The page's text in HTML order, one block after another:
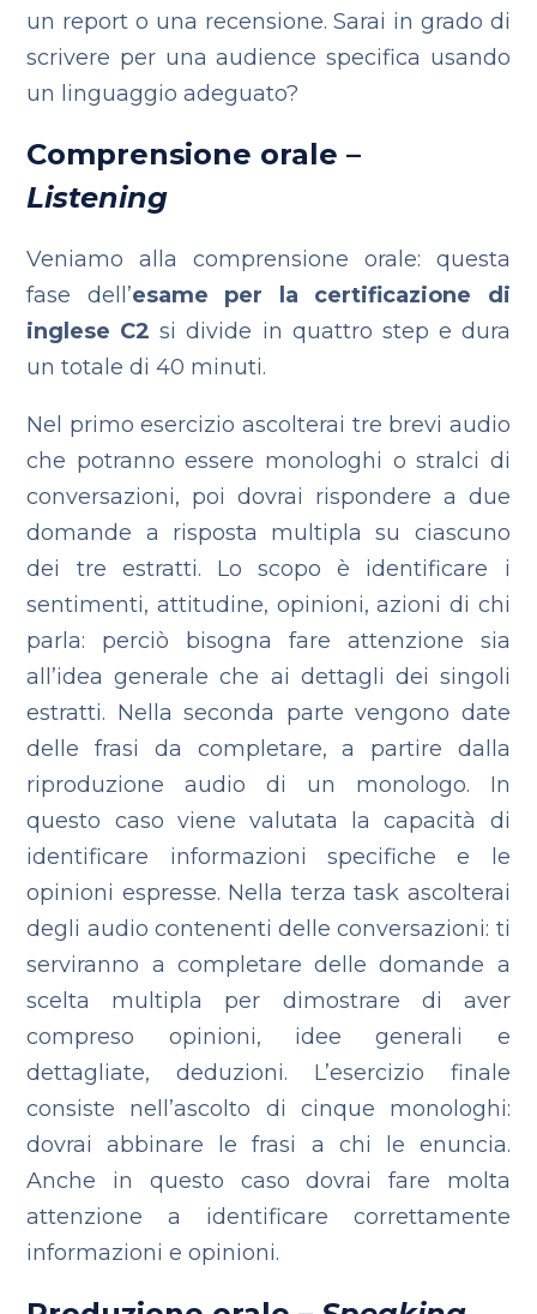
un report o una recensione. Sarai in grado di
scrivere per una audience specifica usando
un linguaggio adeguato?
Comprensione orale –
Listening
Veniamo alla comprensione orale: questa
fase dell’esame per la certificazione di
inglese C2 si divide in quattro step e dura
un totale di 40 minuti.
Nel primo esercizio ascolterai tre brevi audio
che potranno essere monologhi o stralci di
conversazioni, poi dovrai rispondere a due
domande a risposta multipla su ciascuno
dei tre estratti. Lo scopo è identificare i
sentimenti, attitudine, opinioni, azioni di chi
parla: perciò bisogna fare attenzione sia
all’idea generale che ai dettagli dei singoli
estratti. Nella seconda parte vengono date
delle frasi da completare, a partire dalla
riproduzione audio di un monologo. In
questo caso viene valutata la capacità di
identificare informazioni specifiche e le
opinioni espresse. Nella terza task ascolterai
degli audio contenenti delle conversazioni: ti
serviranno a completare delle domande a
scelta multipla per dimostrare di aver
compreso opinioni, idee generali e
dettagliate, deduzioni. L’esercizio finale
consiste nell’ascolto di cinque monologhi:
dovrai abbinare le frasi a chi le enuncia.
Anche in questo caso dovrai fare molta
attenzione a identificare correttamente
informazioni e opinioni.